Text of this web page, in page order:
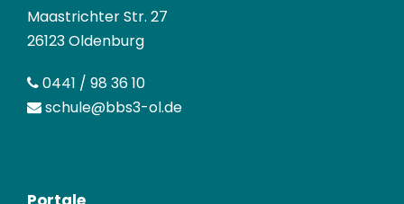
Maastrichter Str. 27
26123 Oldenburg
0441 / 98 36 10
schule@bbs3-ol.de